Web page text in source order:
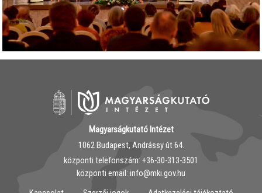
Magyarságkutató Intézet
1062 Budapest, Andrássy út 64.
központi telefonszám: ‭+36-30-313-3501
központi email: info@mki.gov.hu